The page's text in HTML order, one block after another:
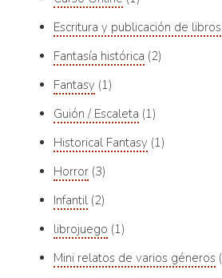
Escritura y publicación de libros
Fantasía histórica 2
Fantasy 1
Guión / Escaleta 1
Historical Fantasy 1
Horror 3
Infantil 2
librojuego 1
Mini relatos de varios géneros